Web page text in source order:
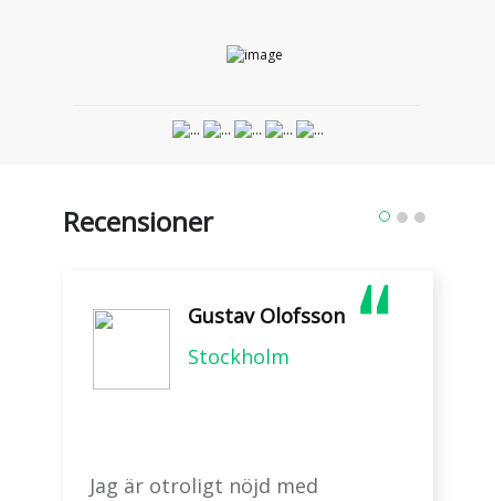
Recensioner
Gustav Olofsson
Stockholm
Jag är otroligt nöjd med